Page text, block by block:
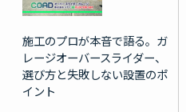
施工のプロが本音で語る。ガ
レージオーバースライダー、
選び方と失敗しない設置のポ
イント